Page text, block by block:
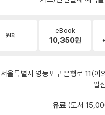
원제
eBook
10,350원
서울특별시 영등포구 은행로 11(여
일
유료 (도서